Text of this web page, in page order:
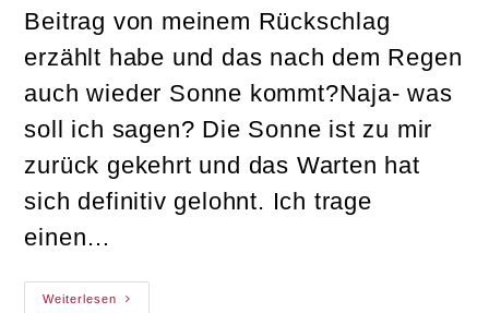
Beitrag von meinem Rückschlag
erzählt habe und das nach dem Regen
auch wieder Sonne kommt?Naja- was
soll ich sagen? Die Sonne ist zu mir
zurück gekehrt und das Warten hat
sich definitiv gelohnt. Ich trage
einen…
Weiterlesen Neuigkeiten